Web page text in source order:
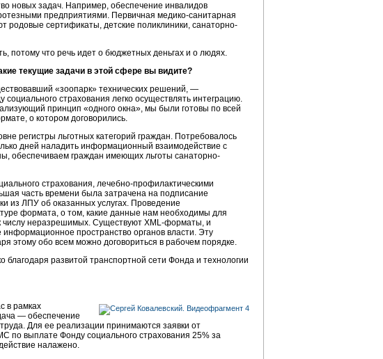
новых задач. Например, обеспечение инвалидов
предприятиями. Первичная медико-санитарная
родовые сертификаты, детские поликлиники, санаторно-
потому что речь идет о бюджетных деньгах и о людях.
текущие задачи в этой сфере вы видите?
«зоопарк» технических решений, —
страхования легко осуществлять интеграцию.
принцип «одного окна», мы были готовы по всей
о котором договорились.
регистры льготных категорий граждан. Потребовалось
дней наладить информационный взаимодействие с
обеспечиваем граждан имеющих льготы санаторно-
страхования, лечебно-профилактическими
часть времени была затрачена на подписание
из ЛПУ об оказанных услугах. Проведение
формата, о том, какие данные нам необходимы для
числу неразрешимых. Существуют XML-форматы, и
пространство органов власти. Эту
этому обо всем можно договориться в рабочем порядке.
развитой транспортной сети Фонда и технологии
в рамках
— обеспечение
Для ее реализации принимаются заявки от
выплате Фонду социального страхования 25% за
налажено.